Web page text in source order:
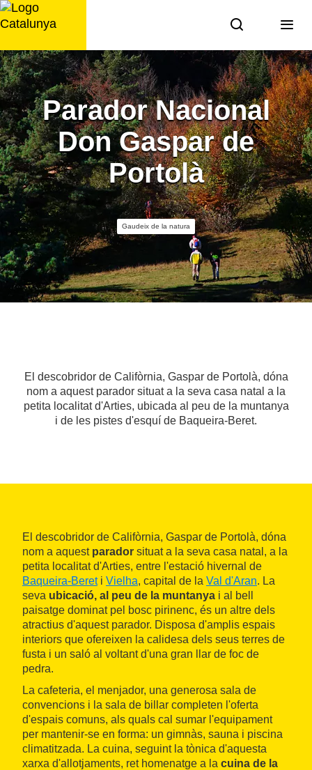
Saltar
al
Parador Nacional
Don Gaspar de
Portolà
Gaudeix de la natura
El descobridor de Califòrnia, Gaspar de Portolà, dóna
nom a aquest parador situat a la seva casa natal a la
petita localitat d'Arties, ubicada al peu de la muntanya
i de les pistes d'esquí de Baqueira-Beret.
El descobridor de Califòrnia, Gaspar de Portolà, dóna
nom a aquest parador situat a la seva casa natal, a la
petita localitat d'Arties, entre l'estació hivernal de
Baqueira-Bereti Vielha, capital de la Val d'Aran. La
seva ubicació, al peu de la muntanya i al bell
paisatge dominat pel bosc pirinenc, és un altre dels
atractius d'aquest parador. Disposa d'amplis espais
interiors que ofereixen la calidesa dels seus terres de
fusta i un saló al voltant d'una gran llar de foc de
pedra.
La cafeteria, el menjador, una generosa sala de
convencions i la sala de billar completen l'oferta
d'espais comuns, als quals cal sumar l'equipament
per mantenir-se en forma: un gimnàs, sauna i piscina
climatitzada. La cuina, seguint la tònica d'aquesta
xarxa d'allotjaments, ret homenatge a la cuina de la